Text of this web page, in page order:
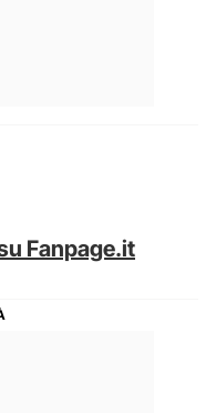
Fanpage.it